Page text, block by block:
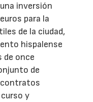
inversión
para la
de la ciudad,
hispalense
de once
de
contratos
y